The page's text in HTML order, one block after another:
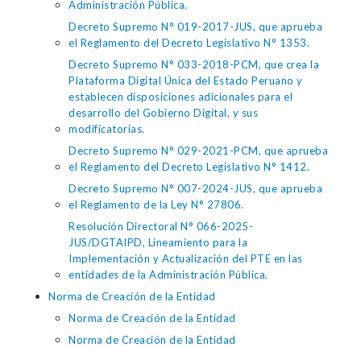
Administración Pública.
Decreto Supremo N° 019-2017-JUS, que aprueba
el Reglamento del Decreto Legislativo N° 1353.
Decreto Supremo N° 033-2018-PCM, que crea la
Plataforma Digital Única del Estado Peruano y
establecen disposiciones adicionales para el
desarrollo del Gobierno Digital, y sus
modificatorias.
Decreto Supremo N° 029-2021-PCM, que aprueba
el Reglamento del Decreto Legislativo N° 1412.
Decreto Supremo N° 007-2024-JUS, que aprueba
el Reglamento de la Ley N° 27806.
Resolución Directoral N° 066-2025-
JUS/DGTAIPD, Lineamiento para la
Implementación y Actualización del PTE en las
entidades de la Administración Pública.
Norma de Creación de la Entidad
Norma de Creación de la Entidad
Norma de Creación de la Entidad